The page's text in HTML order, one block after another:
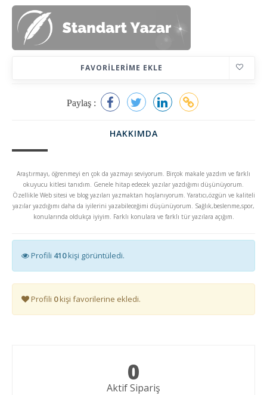
FAVORILERIME EKLE
Paylaş :
HAKKIMDA
Araştırmayı, öğrenmeyi en çok da yazmayı seviyorum. Birçok makale yazdım ve farklı
okuyucu kitlesi tanıdım. Genele hitap edecek yazılar yazdığımı düşünüyorum.
Özellikle Web sitesi ve blog yazıları yazmaktan hoşlanıyorum. Yaratıcı,özgün ve kaliteli
yazılar yazdığımı daha da iyilerini yazabileceğimi düşünüyorum. Sağlık,beslenme,spor,
konularında oldukça iyiyim. Farklı konulara ve farklı tür yazılara açığım.
Profili 410kişi görüntüledi.
Profili 0kişi favorilerine ekledi.
0
Aktif Sipariş